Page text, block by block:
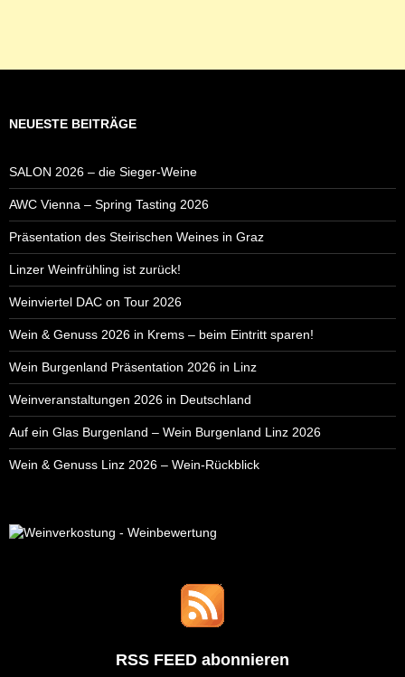
NEUESTE BEITRÄGE
SALON 2026 – die Sieger-Weine
AWC Vienna – Spring Tasting 2026
Präsentation des Steirischen Weines in Graz
Linzer Weinfrühling ist zurück!
Weinviertel DAC on Tour 2026
Wein & Genuss 2026 in Krems – beim Eintritt sparen!
Wein Burgenland Präsentation 2026 in Linz
Weinveranstaltungen 2026 in Deutschland
Auf ein Glas Burgenland – Wein Burgenland Linz 2026
Wein & Genuss Linz 2026 – Wein-Rückblick
RSS FEED abonnieren